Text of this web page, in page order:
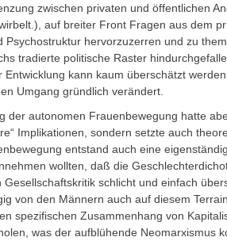
zwischen privaten und öffentlichen
auf breiter Front Fragen aus dem
Psychostruktur hervorzuzerren und zu
tradierte politische Raster
Entwicklung kann kaum überschätzt
Umgang gründlich verändert.
der autonomen Frauenbewegung hatte
Implikationen, sondern setzte auch
entstand auch eine
wollten, daß die
Gesellschaftskritik schlicht und einfach
von den Männern auch auf diesem
spezifischen Zusammenhang von
was der aufblühende Neomarxismus